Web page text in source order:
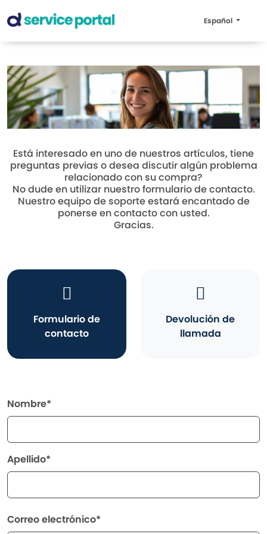
Español
Está interesado en uno de nuestros artículos, tiene
preguntas previas o desea discutir algún problema
relacionado con su compra?
No dude en utilizar nuestro formulario de contacto.
Nuestro equipo de soporte estará encantado de
ponerse en contacto con usted.
Gracias.
Formulario de
contacto
Devolución de
llamada
Nombre*
Apellido*
Correo electrónico*